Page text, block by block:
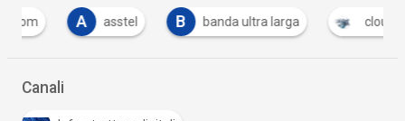
A asstel B banda ultra larga cloud
Canali